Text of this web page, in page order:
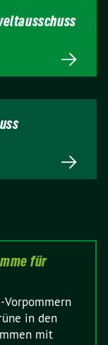
für
Vorpommern
in den
mit